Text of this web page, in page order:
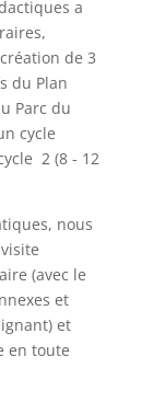
a
de 3
du Plan
Parc du
cycle
2 (8 - 12
nous
(avec le
et
et
en toute